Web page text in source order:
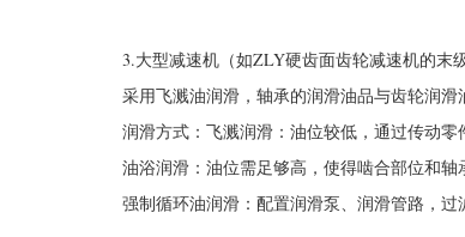
3.大型减速机（如ZLY硬齿面齿轮减速机的末
采用飞溅油润滑，轴承的润滑油品与齿轮润滑
润滑方式：飞溅润滑：油位较低，通过传动
油浴润滑：油位需足够高，使得啮合部位和
强制循环油润滑：配置润滑泵、润滑管路，过